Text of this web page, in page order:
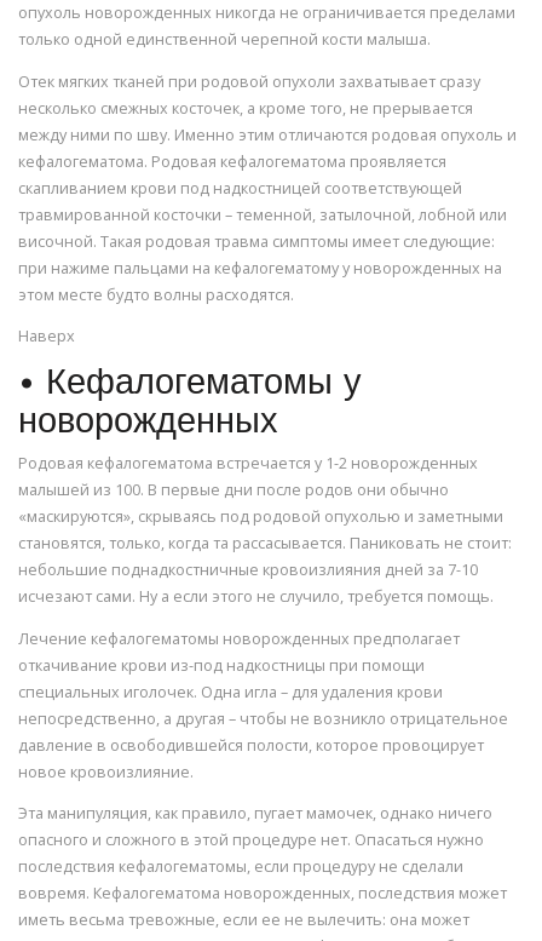
опухоль новорожденных никогда не ограничивается пределами
только одной единственной черепной кости малыша.
Отек мягких тканей при родовой опухоли захватывает сразу
несколько смежных косточек, а кроме того, не прерывается
между ними по шву. Именно этим отличаются родовая опухоль и
кефалогематома. Родовая кефалогематома проявляется
скапливанием крови под надкостницей соответствующей
травмированной косточки – теменной, затылочной, лобной или
височной. Такая родовая травма симптомы имеет следующие:
при нажиме пальцами на кефалогематому у новорожденных на
этом месте будто волны расходятся.
Наверх
• Кефалогематомы у
новорожденных
Родовая кефалогематома встречается у 1-2 новорожденных
малышей из 100. В первые дни после родов они обычно
«маскируются», скрываясь под родовой опухолью и заметными
становятся, только, когда та рассасывается. Паниковать не стоит:
небольшие поднадкостничные кровоизлияния дней за 7-10
исчезают сами. Ну а если этого не случило, требуется помощь.
Лечение кефалогематомы новорожденных предполагает
откачивание крови из-под надкостницы при помощи
специальных иголочек. Одна игла – для удаления крови
непосредственно, а другая – чтобы не возникло отрицательное
давление в освободившейся полости, которое провоцирует
новое кровоизлияние.
Эта манипуляция, как правило, пугает мамочек, однако ничего
опасного и сложного в этой процедуре нет. Опасаться нужно
последствия кефалогематомы, если процедуру не сделали
вовремя. Кефалогематома новорожденных, последствия может
иметь весьма тревожные, если ее не вылечить: она может